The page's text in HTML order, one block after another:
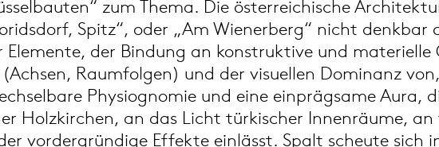
zum Thema. Die österreichische
Spitz“, oder „Am Wienerberg“ nicht denkbar
der Bindung an konstruktive und materielle
Raumfolgen) und der visuellen Dominanz
Physiognomie und eine einprägsame Aura,
Holzkirchen, an das Licht türkischer Innenräume,
vordergründige Effekte einlässt. Spalt scheute sich